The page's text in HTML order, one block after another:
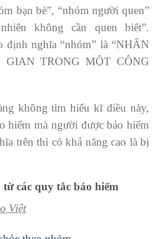
bạn bè”, “nhóm người quen”
không cần quen biết”.
định nghĩa “nhóm” là “NHÂN
TRONG MỘT CÔNG
không tìm hiểu kĩ điều này,
hiểm mà người được bảo hiểm
trên thì có khả năng cao là bị
các quy tắc bảo hiểm
Việt